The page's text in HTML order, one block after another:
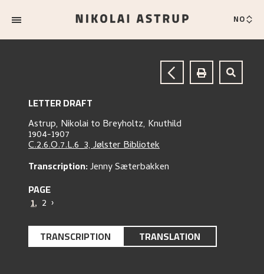
NO
LETTER DRAFT
Astrup, Nikolai to Breyholtz, Knuthild
1904-1907
C.2.6.O.7.L.6_3, Jølster Bibliotek
Transcription:Jenny Sæterbakken
PAGE
1, 2 ›
TRANSCRIPTION TRANSLATION